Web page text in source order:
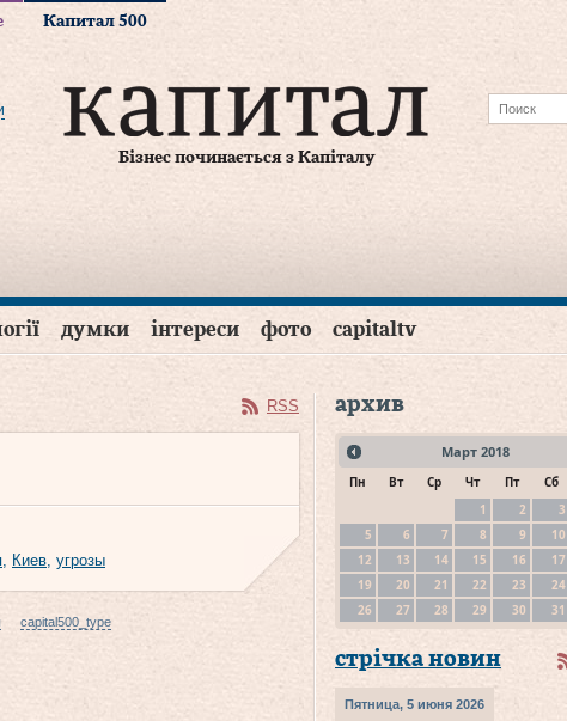
Капитал 500
Бізнес починається з Капіталу
думки інтереси фото capitaltv
RSS
, Киев, угрозы
capital500_type
архив
Март 2018
Пн Вт Ср Чт Пт Сб
1
2 3
5
6 7 8 9 10
12
13 14 15 16 17
19
20 21 22 23 24
26
27 28 29 30 31
стрічка новин
Пятница, 5 июня 2026